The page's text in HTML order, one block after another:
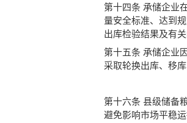
第十四条 承储企业
量安全标准、达到
出库检验结果及有
第十五条 承储企业
采取轮换出库、移
第十六条 县级储备
避免影响市场平稳